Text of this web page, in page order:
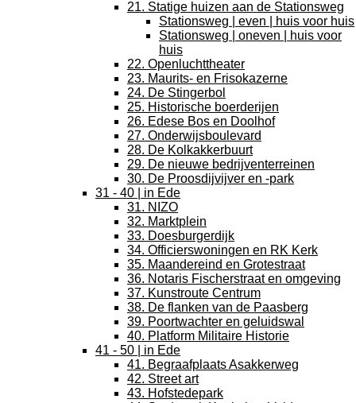
21. Statige huizen aan de Stationsweg
Stationsweg | even | huis voor huis
Stationsweg | oneven | huis voor
huis
22. Openluchttheater
23. Maurits- en Frisokazerne
24. De Stingerbol
25. Historische boerderijen
26. Edese Bos en Doolhof
27. Onderwijsboulevard
28. De Kolkakkerbuurt
29. De nieuwe bedrijventerreinen
30. De Proosdijvijver en -park
31 - 40 | in Ede
31. NIZO
32. Marktplein
33. Doesburgerdijk
34. Officierswoningen en RK Kerk
35. Maandereind en Grotestraat
36. Notaris Fischerstraat en omgeving
37. Kunstroute Centrum
38. De flanken van de Paasberg
39. Poortwachter en geluidswal
40. Platform Militaire Historie
41 - 50 | in Ede
41. Begraafplaats Asakkerweg
42. Street art
43. Hofstedepark